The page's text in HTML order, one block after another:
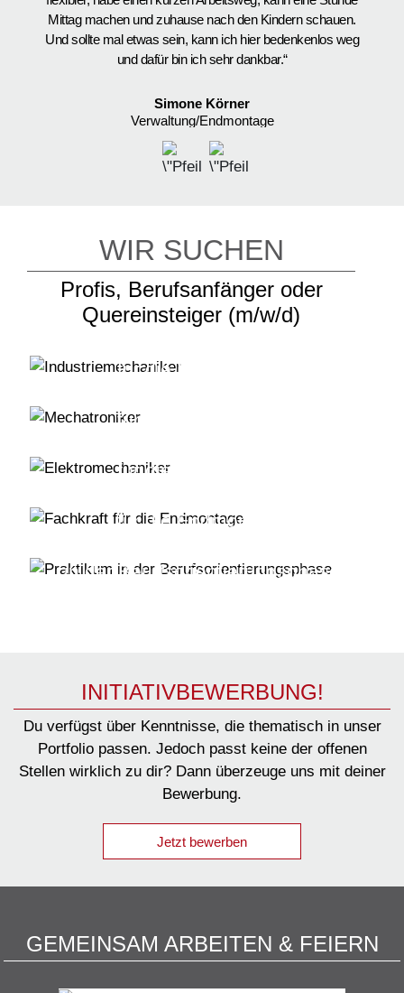
Mittag machen und zuhause nach den Kindern schauen.
Und sollte mal etwas sein, kann ich hier bedenkenlos weg
und dafür bin ich sehr dankbar.“
Simone Körner
Verwaltung/Endmontage
WIR SUCHEN
Profis, Berufsanfänger oder
Quereinsteiger (m/w/d)
für die Endmontage
für die Endmontage
für die Endmontage
für die Endmontage
in der Berufsorientierungsphase
INITIATIVBEWERBUNG!
Du verfügst über Kenntnisse, die thematisch in unser
Portfolio passen. Jedoch passt keine der offenen
Stellen wirklich zu dir? Dann überzeuge uns mit deiner
Bewerbung.
Jetzt bewerben
GEMEINSAM ARBEITEN & FEIERN